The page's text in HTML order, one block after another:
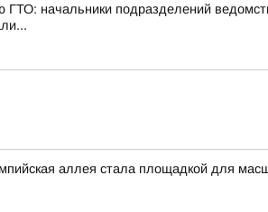
ГТО: начальники подразделений
аллея стала площадкой для